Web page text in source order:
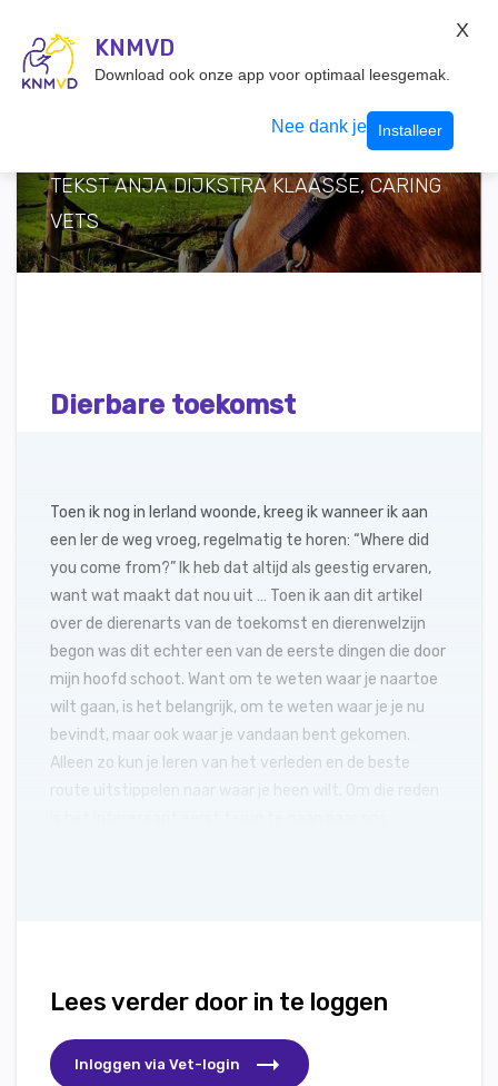
Inloggen
TEKST ANJA DIJKSTRA KLAASSE, CARING
VETS
Dierbare toekomst
Toen ik nog in Ierland woonde, kreeg ik wanneer ik aan
een Ier de weg vroeg, regelmatig te horen: “Where did
you come from?” Ik heb dat altijd als geestig ervaren,
want wat maakt dat nou uit … Toen ik aan dit artikel
over de dierenarts van de toekomst en dierenwelzijn
begon was dit echter een van de eerste dingen die door
mijn hoofd schoot. Want om te weten waar je naartoe
wilt gaan, is het belangrijk, om te weten waar je je nu
bevindt, maar ook waar je vandaan bent gekomen.
Alleen zo kun je leren van het verleden en de beste
Lees verder door in te loggen
Inloggen via Vet-login
KNMVD
Download ook onze app voor optimaal leesgemak.
Nee dank je Installeer
X